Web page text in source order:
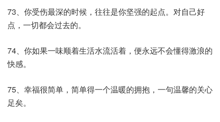
73、你受伤最深的时候，往往是你坚强的起点。对自己好
点，一切都会过去的。
74、你如果一味顺着生活水流活着，便永远不会懂得激浪的
快感。
75、幸福很简单，简单得一个温暖的拥抱，一句温馨的关心
足矣。